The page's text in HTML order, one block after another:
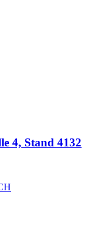
4, Stand 4132